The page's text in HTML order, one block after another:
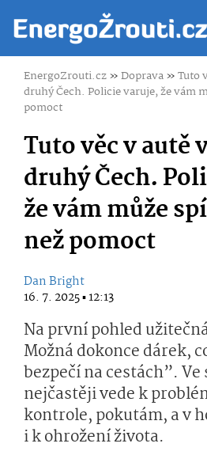
EnergoZrouti.cz»Doprava»Tuto
druhý Čech. Policie varuje, že vám
pomoct
Tuto věc v autě
druhý Čech.
že vám může
než pomoct
Dan Bright
16. 7. 2025 ▪ 12:13
Na první pohled
Možná dokonce dárek,
bezpečí na cestách”.
nejčastěji vede k
kontrole, pokutám, a v
i k ohrožení života.